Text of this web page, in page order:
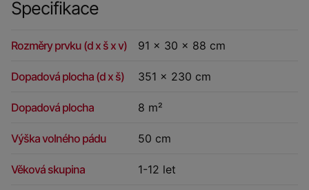
Specifikace
Rozměry prvku (d x š x v) 91 x 30 x 88 cm
Dopadová plocha (d x š) 351 x 230 cm
Dopadová plocha 8 m²
Výška volného pádu 50 cm
Věková skupina 1-12 let